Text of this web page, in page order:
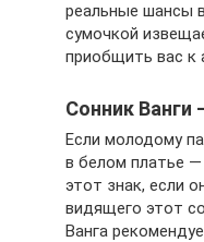
реальные шансы
сумочкой
приобщить вас к
Сонник
Если молодому
в белом платье
этот знак, если
видящего этот
Ванга